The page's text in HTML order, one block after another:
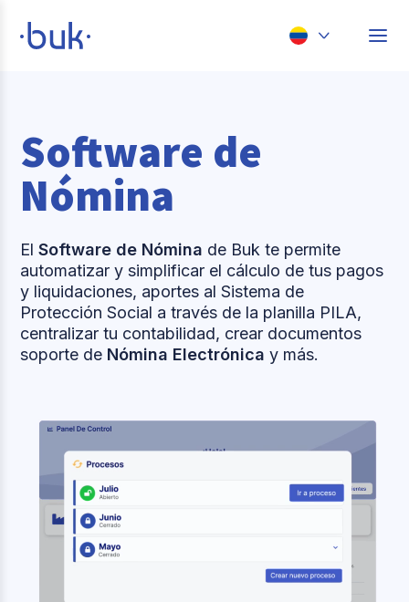
Perú
Software de
Nómina
ElSoftware de Nómina de Buk te permite
automatizar y simplificar el cálculo de tus pagos
y liquidaciones, aportes al Sistema de
Protección Social a través de la planilla PILA,
centralizar tu contabilidad, crear documentos
soporte de Nómina Electrónica y más.